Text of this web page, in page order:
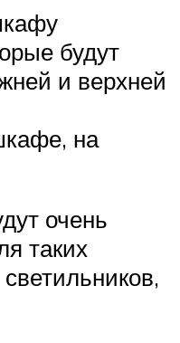
будут
и верхней
на
очень
таких